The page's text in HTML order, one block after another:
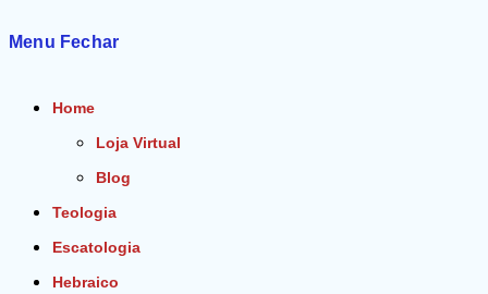
Menu Fechar
Home
Loja Virtual
Blog
Teologia
Escatologia
Hebraico